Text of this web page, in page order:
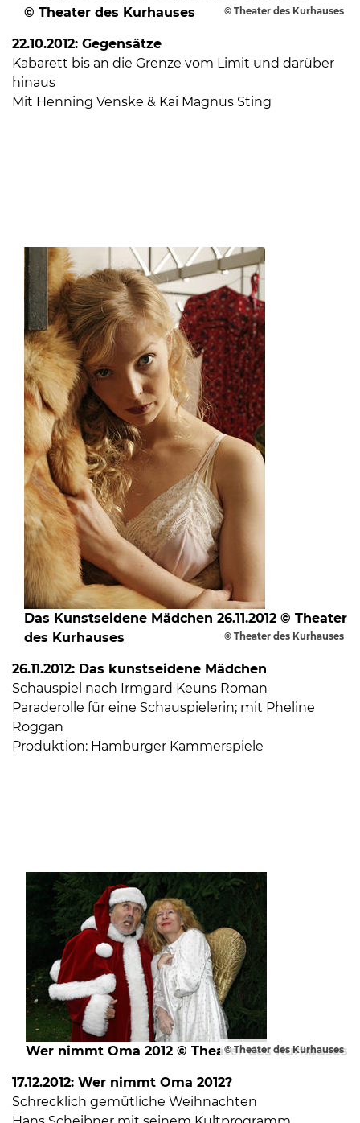
außerhalb
Öffnungszeiten
nach
Vereinbarung.
© Theater des Kurhauses
© Theater des Kurhauses
22.10.2012: Gegensätze
Kabarett bis an die Grenze vom Limit und darüber
hinaus
Mit Henning Venske & Kai Magnus Sting
© Theater des Kurhauses
Das Kunstseidene Mädchen 26.11.2012 © Theater
des Kurhauses
26.11.2012: Das kunstseidene Mädchen
Schauspiel nach Irmgard Keuns Roman
Paraderolle für eine Schauspielerin; mit Pheline
Roggan
Produktion: Hamburger Kammerspiele
© Theater des Kurhauses
Wer nimmt Oma 2012 © Theater des Kurhauses
17.12.2012: Wer nimmt Oma 2012?
Schrecklich gemütliche Weihnachten